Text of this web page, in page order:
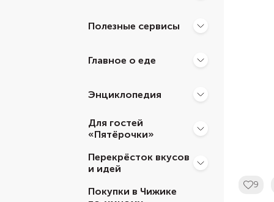
Полезные сервисы
Главное о еде
Энциклопедия
Для гостей
«Пятёрочки»
Перекрёсток вкусов
и идей
Покупки в Чижике
9